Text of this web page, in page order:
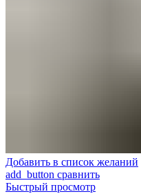
Добавить в список желаний
add_button сравнить
Быстрый просмотр